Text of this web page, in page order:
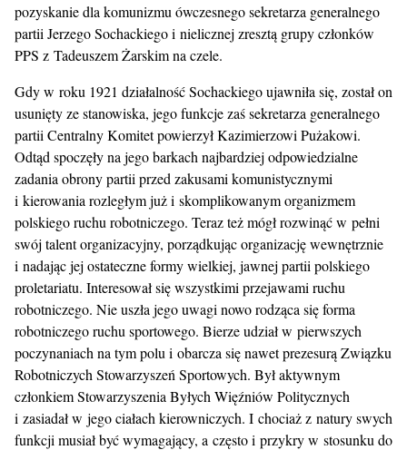
pozyskanie dla komunizmu ówczesnego sekretarza generalnego
partii Jerzego Sochackiego i nielicznej zresztą grupy członków
PPS z Tadeuszem Żarskim na czele.
Gdy w roku 1921 działalność Sochackiego ujawniła się, został on
usunięty ze stanowiska, jego funkcje zaś sekretarza generalnego
partii Centralny Komitet powierzył Kazimierzowi Pużakowi.
Odtąd spoczęły na jego barkach najbardziej odpowiedzialne
zadania obrony partii przed zakusami komunistycznymi
i kierowania rozległym już i skomplikowanym organizmem
polskiego ruchu robotniczego. Teraz też mógł rozwinąć w pełni
swój talent organizacyjny, porządkując organizację wewnętrznie
i nadając jej ostateczne formy wielkiej, jawnej partii polskiego
proletariatu. Interesował się wszystkimi przejawami ruchu
robotniczego. Nie uszła jego uwagi nowo rodząca się forma
robotniczego ruchu sportowego. Bierze udział w pierwszych
poczynaniach na tym polu i obarcza się nawet prezesurą Związku
Robotniczych Stowarzyszeń Sportowych. Był aktywnym
członkiem Stowarzyszenia Byłych Więźniów Politycznych
i zasiadał w jego ciałach kierowniczych. I chociaż z natury swych
funkcji musiał być wymagający, a często i przykry w stosunku do